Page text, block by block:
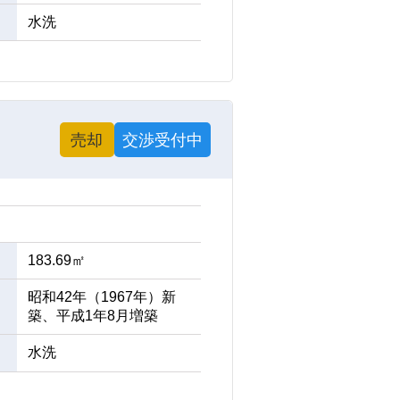
水洗
売却 交渉受付中
183.69㎡
昭和42年（1967年）新
築、平成1年8月増築
水洗